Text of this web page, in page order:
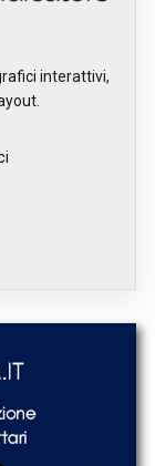
interattivi,